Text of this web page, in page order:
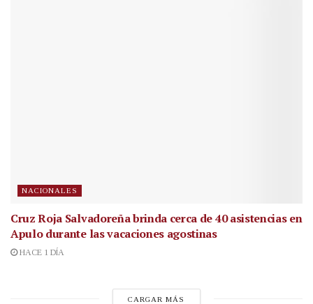
NACIONALES
Cruz Roja Salvadoreña brinda cerca de 40 asistencias en
Apulo durante las vacaciones agostinas
HACE 1 DÍA
CARGAR MÁS